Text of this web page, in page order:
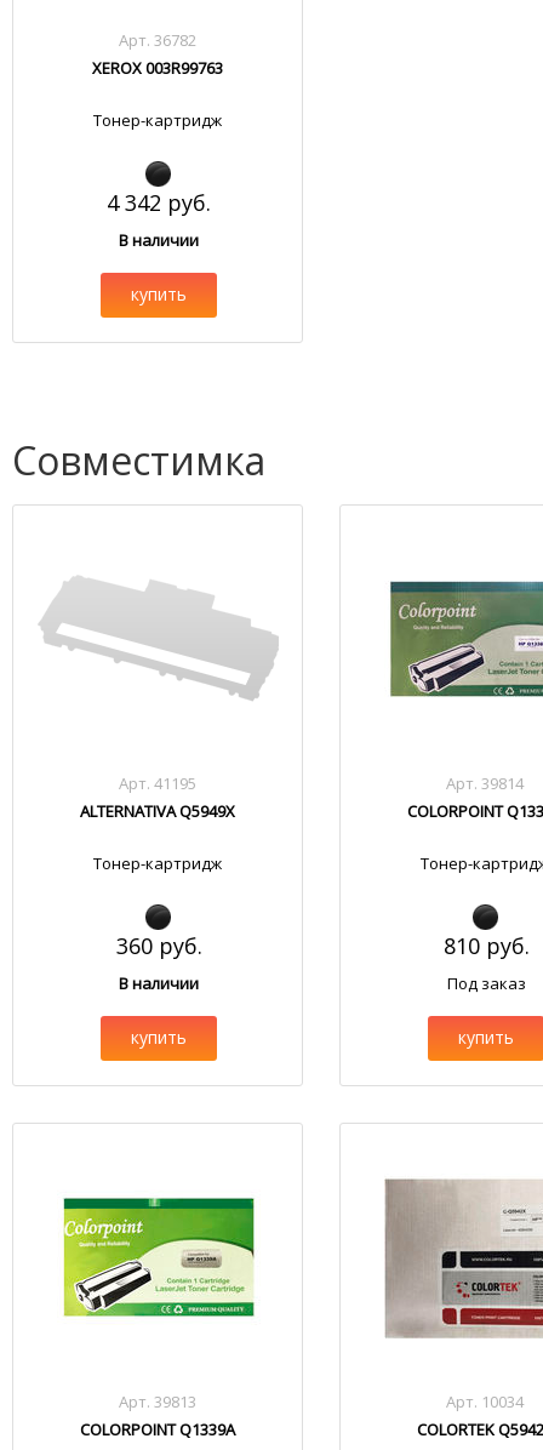
Арт. 36782
XEROX 003R99763
Тонер-картридж
4 342 руб.
В наличии
купить
Совместимка
Арт. 41195
ALTERNATIVA Q5949X
Тонер-картридж
360 руб.
В наличии
купить
Арт. 39814
COLORPOINT
Тонер-
810 руб.
Под заказ
купить
Арт. 39813
COLORPOINT Q1339A
Арт. 10034
COLORTEK